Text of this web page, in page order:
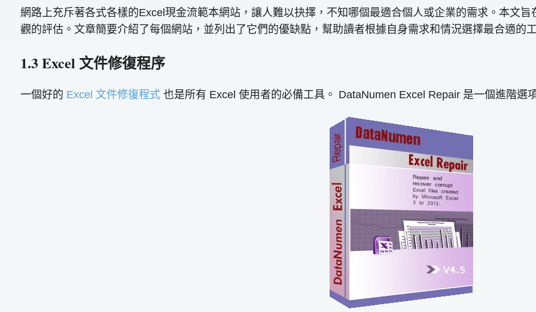
網路上充斥著各式各樣的Excel現金流範本網站，讓人難以抉擇，不知哪個最適合個人或企業的需求。本文
觀的評估。文章簡要介紹了每個網站，並列出了它們的優缺點，幫助讀者根據自身需求和情況選擇最合適的
1.3 Excel 文件修復程序
一個好的 Excel 文件修復程式也是所有 Excel 使用者的必備工具。 DataNumen Excel Repair 是一個進階選